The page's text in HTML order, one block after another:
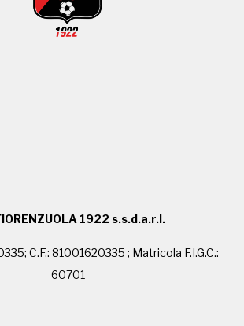
1922 s.s.d.a.r.l.
C.F.: 81001620335 ; Matricola F.I.G.C.:
60701